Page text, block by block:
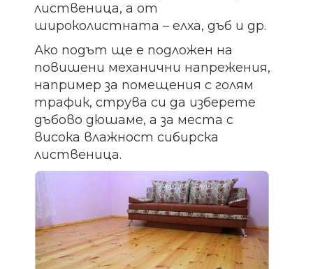
лиственица, а от
широколистната – елха, дъб и др.
Ако подът ще е подложен на
повишени механични напрежения,
например за помещения с голям
трафик, струва си да изберете
дъбово дюшаме, а за места с
висока влажност сибирска
лиственица.